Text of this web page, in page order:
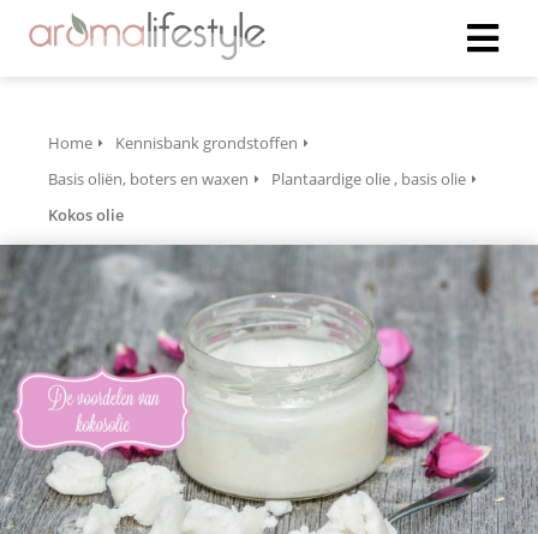
Home
Kennisbank grondstoffen
Basis oliën, boters en waxen
Plantaardige olie , basis olie
Kokos olie